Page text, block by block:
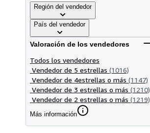
Región del vendedor
País del vendedor
Valoración de los vendedores
Todos los vendedores
Vendedor de 5 estrellas (1016)
Vendedor de 4estrellas o más (1147)
Vendedor de 3 estrellas o más (1210)
Vendedor de 2 estrellas o más (1219)
Más información